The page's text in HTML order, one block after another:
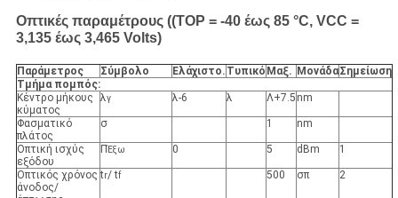
Οπτικές παραμέτρους ((TOP = -40 έως 85 °C, VCC =
3,135 έως 3,465 Volts)
Παράμετρος Σύμβολο Ελάχιστο. Τυπικό Μαξ. ΜονάδαΣημείωση
Τμήμα πομπός:
Κέντρο μήκους
κύματος
λγ λ-6 λ Λ+7.5 nm
Φασματικό
πλάτος
σ 1 nm
Οπτική ισχύς
εξόδου
ΠΈξω 0 5 dBm 1
Οπτικός χρόνος
άνοδος/
tr/ tf 500 σπ 2